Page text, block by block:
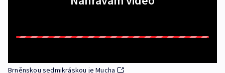
Brněnskou sedmikráskou je Mucha